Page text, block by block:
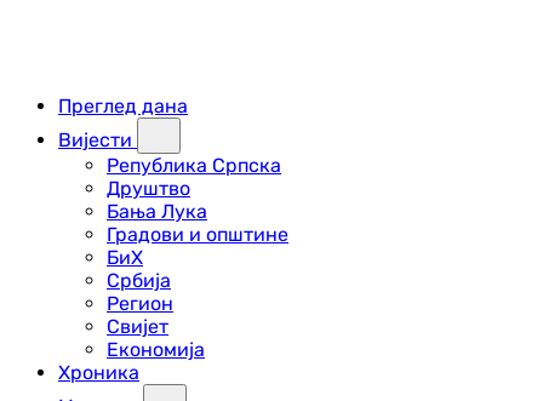
Преглед дана
Вијести
Република Српска
Друштво
Бања Лука
Градови и општине
БиХ
Србија
Регион
Свијет
Економија
Хроника